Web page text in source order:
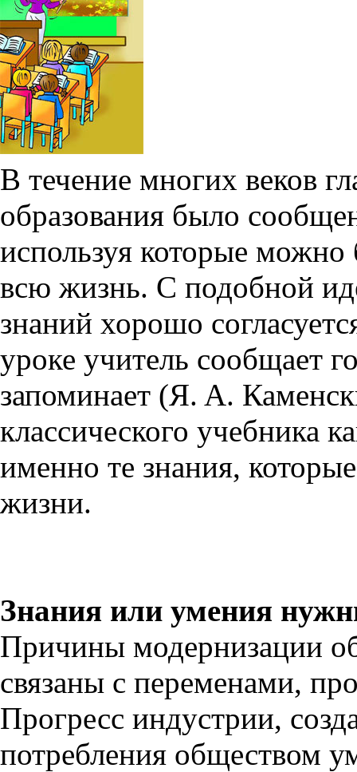
В течение многих веков
образования было
используя которые
всю жизнь. С подобной
знаний хорошо
уроке учитель сообщает
запоминает (Я. А.
классического учебника
именно те знания,
жизни.
Знания или умения
Причины модернизации
связаны с переменами,
Прогресс индустрии,
потребления обществом